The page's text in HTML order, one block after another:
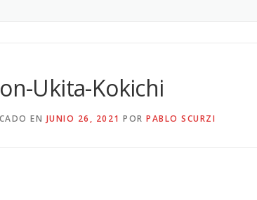
Ukita-Kokichi
EN JUNIO 26, 2021 POR PABLO SCURZI